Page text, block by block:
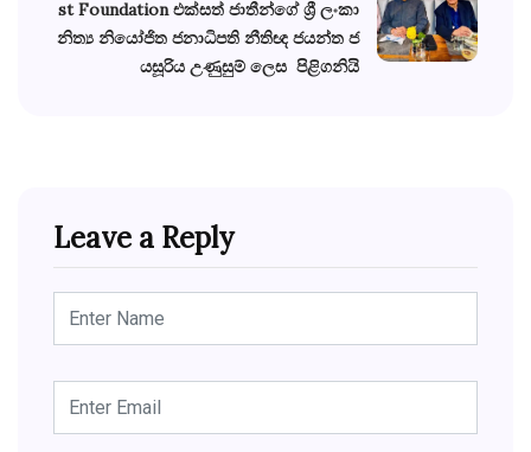
st Foundation එක්සත් ජාතීන්ගේ ශ්‍රී ලංකා
නිත්‍ය නියෝජිත ජනාධිපති නීතිඥ ජයන්ත ජ
යසූරිය උණුසුම් ලෙස පිළිගනියි
Leave a Reply